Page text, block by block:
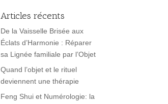
Articles récents
De la Vaisselle Brisée aux
Éclats d’Harmonie : Réparer
sa Lignée familiale par l’Objet
Quand l’objet et le rituel
deviennent une thérapie
Feng Shui et Numérologie: la